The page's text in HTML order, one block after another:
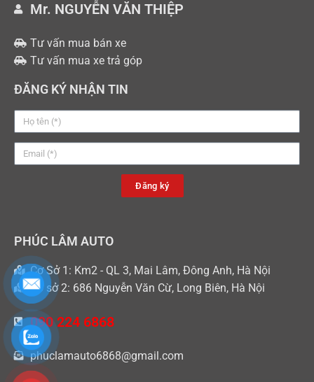
Mr. NGUYỄN VĂN THIỆP
Tư vấn mua bán xe
Tư vấn mua xe trả góp
ĐĂNG KÝ NHẬN TIN
Đăng ký
PHÚC LÂM AUTO
Cơ Sở 1: Km2 - QL 3, Mai Lâm, Đông Anh, Hà Nội
Cơ sở 2: 686 Nguyễn Văn Cừ, Long Biên, Hà Nội
090 224 6868
phuclamauto6868@gmail.com